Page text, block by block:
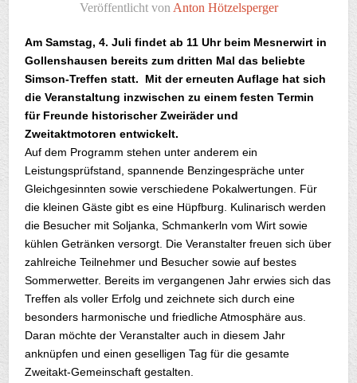
Veröffentlicht von Anton Hötzelsperger
Am Samstag, 4. Juli findet ab 11 Uhr beim Mesnerwirt in
Gollenshausen bereits zum dritten Mal das beliebte
Simson-Treffen statt. Mit der erneuten Auflage hat sich
die Veranstaltung inzwischenzu einem festen Termin
für Freunde historischer Zweiräder und
Zweitaktmotoren entwickelt.
Auf dem Programm stehen unter anderem ein
Leistungsprüfstand, spannende Benzingespräche unter
Gleichgesinnten sowie verschiedene Pokalwertungen. Für
die kleinen Gäste gibt es eine Hüpfburg. Kulinarisch werden
die Besucher mit Soljanka, Schmankerln vom Wirt sowie
kühlen Getränken versorgt. Die Veranstalter freuen sich über
zahlreiche Teilnehmer und Besucher sowie auf bestes
Sommerwetter. Bereits imvergangenen Jahr erwies sich das
Treffen als voller Erfolg und zeichnete sich durch eine
besonders harmonische und friedliche Atmosphäre aus.
Daran möchte der Veranstalter auch in diesem Jahr
anknüpfen und einen geselligen Tag für die gesamte
Zweitakt-Gemeinschaft gestalten.